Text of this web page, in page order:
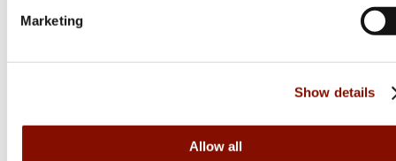
Marketing
Show details
Allow all
Online: I lager